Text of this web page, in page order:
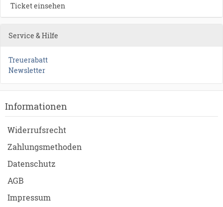
Ticket einsehen
Service & Hilfe
Treuerabatt
Newsletter
Informationen
Widerrufsrecht
Zahlungsmethoden
Datenschutz
AGB
Impressum